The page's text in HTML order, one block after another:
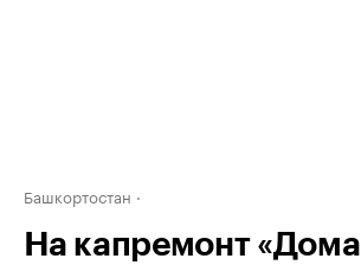
Башкортостан
На капремонт «Дома